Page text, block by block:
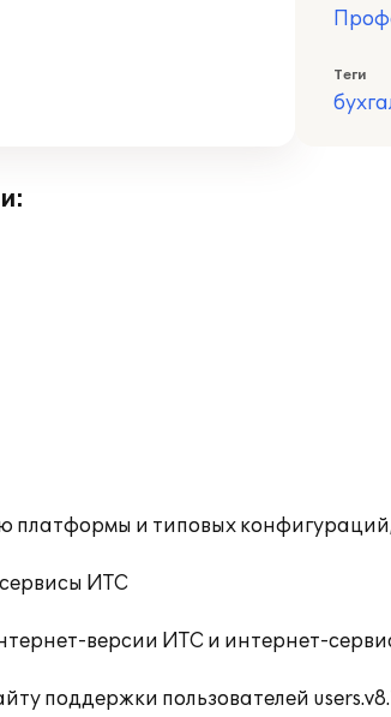
Теги
платформы и типовых
ИТС
версии ИТС и интернет-
поддержки пользователей